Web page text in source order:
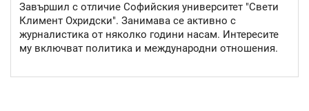
Завършил с отличие Софийския университет "Свети
Климент Охридски". Занимава се активно с
журналистика от няколко години насам. Интересите
му включват политика и международни отношения.